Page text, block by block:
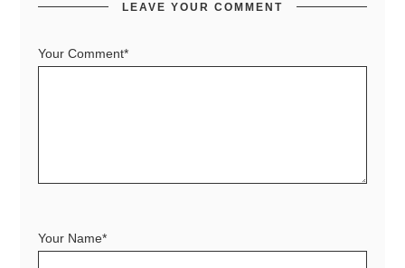
LEAVE YOUR COMMENT
Your Comment*
Your Name*